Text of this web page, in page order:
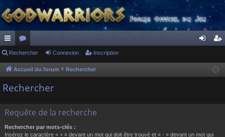
ac
co
ur
s
or
u
m
cri
Rechercher Connexion Inscription
Accueil du forum Rechercher
Rechercher
Requête de la recherche
Rechercher par mots-clés :
Insérez le caractère « + » devant un mot qui doit être trouvé et « - » devant un mot qui